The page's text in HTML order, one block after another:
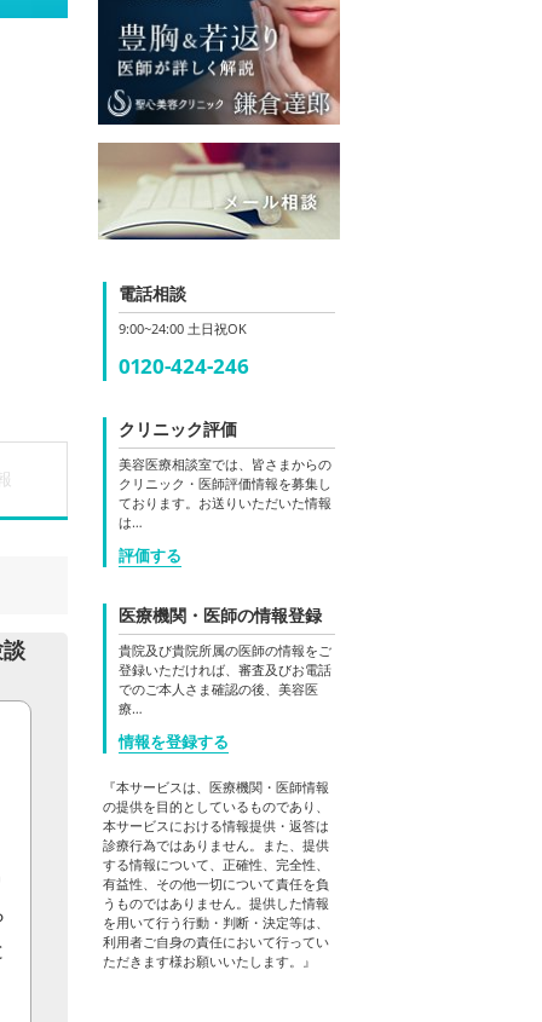
電話相談
9:00~24:00 土日祝OK
0120-424-246
クリニック評価
美容医療相談室では、皆さまからの
クリニック・医師評価情報を募集し
ております。お送りいただいた情報
は…
評価する
医療機関・医師の情報登録
貴院及び貴院所属の医師の情報をご
登録いただければ、審査及びお電話
でのご本人さま確認の後、美容医
療…
情報を登録する
『本サービスは、医療機関・医師情報
の提供を目的としているものであり、
本サービスにおける情報提供・返答は
診療行為ではありません。また、提供
する情報について、正確性、完全性、
有益性、その他一切について責任を負
うものではありません。提供した情報
を用いて行う行動・判断・決定等は、
利用者ご自身の責任において行ってい
ただきます様お願いいたします。』